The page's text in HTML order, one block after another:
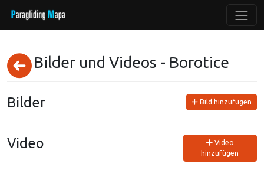
Bilder und Videos - Borotice
Bilder Bild hinzufügen
Video
Video
hinzufügen